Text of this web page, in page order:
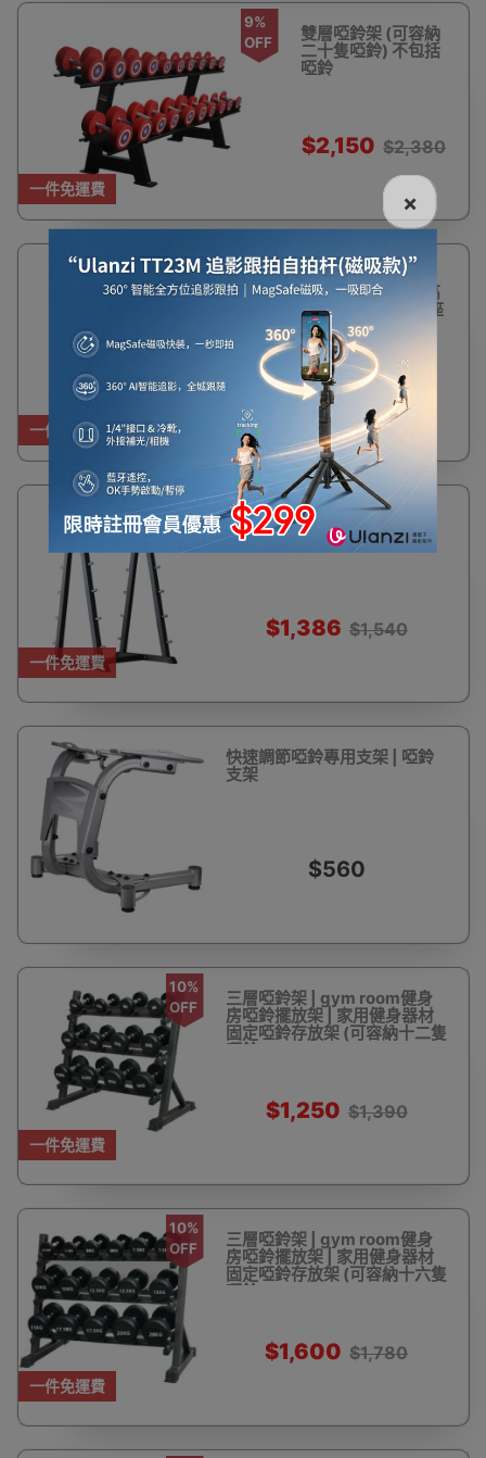
一件免運費
9%
OFF
雙層啞鈴架 (可容納
二十隻啞鈴) 不包括
啞鈴
$2,150 $2,380
一件免運費
10隻槓鈴架 - 黑色
(包送貨及安裝) | 高
承重掛鈎 | 工型底座
| 集體收納
$1,980
一件免運費
10%
OFF
一體固定槓鈴專用支架
$1,386 $1,540
快速調節啞鈴專用支架 | 啞鈴
支架
$560
一件免運費
10%
OFF
三層啞鈴架 | gym room健身
房啞鈴擺放架 | 家用健身器材
固定啞鈴存放架 (可容納十二隻
啞鈴)
$1,250 $1,390
一件免運費
10%
OFF
三層啞鈴架 | gym room健身
房啞鈴擺放架 | 家用健身器材
固定啞鈴存放架 (可容納十六隻
啞鈴)
$1,600 $1,780
×